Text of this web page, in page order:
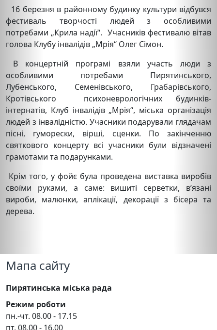
16 березня в районному будинку культури відбувся
фестиваль творчості людей з особливими
потребами „Крила надії“. Учасників фестивалю вітав
голова Клубу інвалідів „Мрія“ Олег Сімон.
В концертній програмі взяли участь люди з
особливими потребами Пирятинського,
Лубенського, Семенівського, Грабарівського,
Кротівського психоневрологічних будинків-
інтернатів, Клуб інвалідів „Мрія“, міська організація
людей з інвалідністю. Учасники подарували глядачам
пісні, гуморески, вірші, сценки. По закінченню
святкового концерту всі учасники були відзначені
грамотами та подарунками.
Крім того, у фойє була проведена виставка виробів
своїми руками, а саме: вишиті серветки, в’язані
вироби, малюнки, аплікації, декорації з бісера та
дерева.
Мапа сайту
Пирятинська міська рада
Режим роботи
пн.-чт. 08.00 - 17.15
пт. 08.00 - 16.00